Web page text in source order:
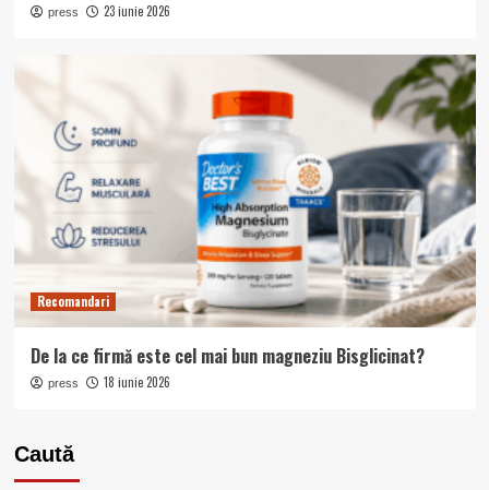
press 23 iunie 2026
Recomandari
De la ce firmă este cel mai bun magneziu Bisglicinat?
press 18 iunie 2026
Caută